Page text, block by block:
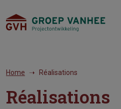
Home Réalisations
Réalisations